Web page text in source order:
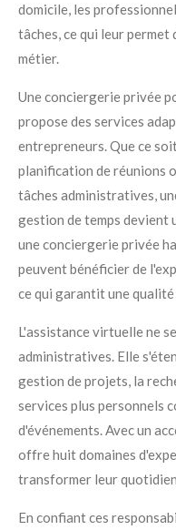
domicile, les
tâches, ce qui leur
métier.
Une conciergerie privée
propose des services
entrepreneurs. Que ce
planification de réunions
tâches administratives,
gestion de temps devient
une conciergerie privée
peuvent bénéficier de
ce qui garantit une
L'assistance virtuelle ne
administratives. Elle
gestion de projets, la
services plus personnels
d'événements. Avec un
offre huit domaines
transformer leur
En confiant ces